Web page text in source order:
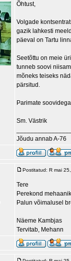
Õhtust,
Volgade
gazik lahkesti
päeval on Tartu
Seetõttu on meie
tunneb soovi
mõneks teiseks
pärsitud.
Parimate
Sm. Västrik
Jõudu annab A-76
Postitatud: R mai
Tere
Perekond
Palun võimalusel
Näeme Kambjas
Tervitab, Mehann